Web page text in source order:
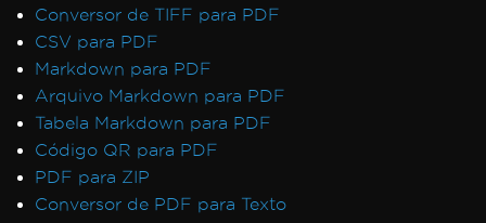
Conversor de TIFF para PDF
CSV para PDF
Markdown para PDF
Arquivo Markdown para PDF
Tabela Markdown para PDF
Código QR para PDF
PDF para ZIP
Conversor de PDF para Texto